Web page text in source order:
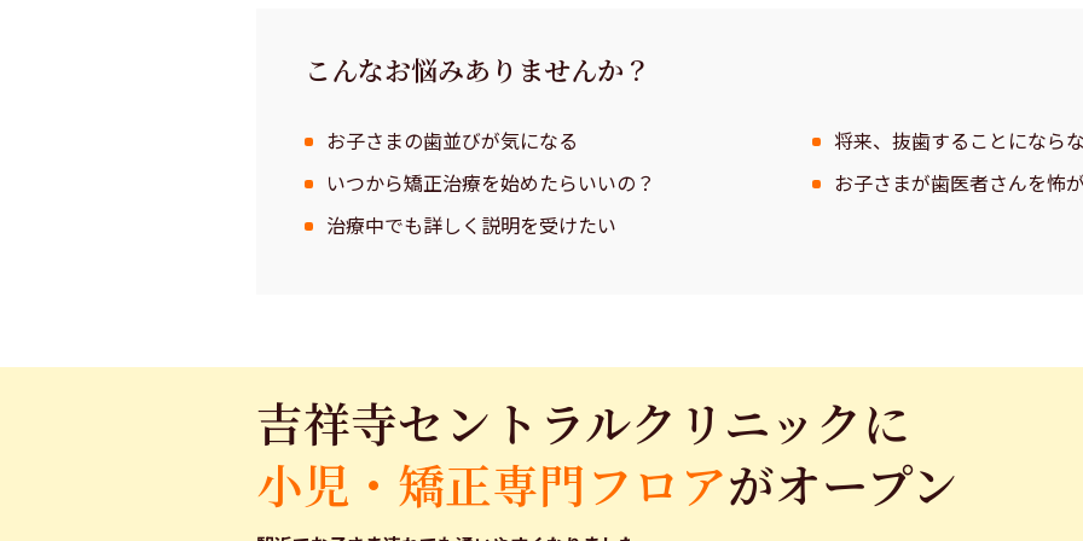
こんなお悩みありませんか？
お子さまの歯並びが気になる
将来、抜歯することになら
いつから矯正治療を始めたらいいの？
お子さまが歯医者さんを怖
治療中でも詳しく説明を受けたい
吉祥寺セントラルクリニックに
小児・矯正専門フロアがオープン